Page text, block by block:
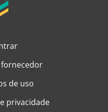
fornecedor
de uso
privacidade